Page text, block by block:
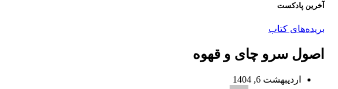
بریده‌های کتاب
اصول سرو چای و قهوه
اردیبهشت 6, 1404
آخرین پادکست